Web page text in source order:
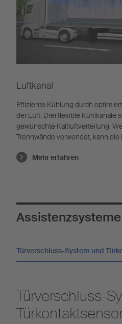
Luftkanal
Effiziente Kühlung durch
der Luft. Drei flexible Kühlkanäle
gewünschte Kaltluftverteilung.
Trennwände verwendet, kann die
Mehr erfahren
Assistenzsysteme
Türverschluss-System und
Türverschluss-